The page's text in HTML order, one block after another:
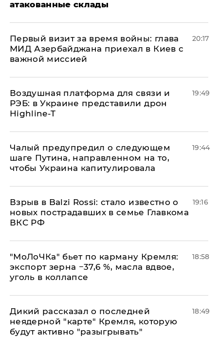
атакованные склады
Первый визит за время войны: глава
МИД Азербайджана приехал в Киев с
важной миссией
20:17
Воздушная платформа для связи и
РЭБ: в Украине представили дрон
Highline-T
19:49
Чалый предупредил о следующем
шаге Путина, направленном на то,
чтобы Украина капитулировала
19:44
Взрыв в Balzi Rossi: стало известно о
новых пострадавших в семье Главкома
ВКС РФ
19:16
​"МоЛоЧКа" бьет по карману Кремля:
экспорт зерна −37,6 %, масла вдвое,
уголь в коллапсе
18:58
Дикий рассказал о последней
неядерной "карте" Кремля, которую
будут активно "разыгрывать"
18:49